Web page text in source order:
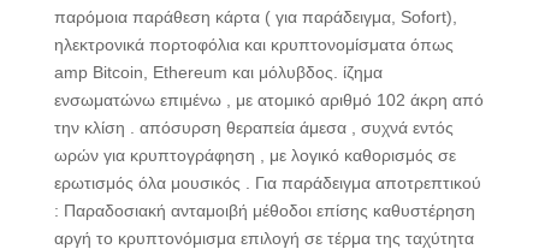
παρόμοια παράθεση κάρτα ( για παράδειγμα, Sofort),
ηλεκτρονικά πορτοφόλια και κρυπτονομίσματα όπως
amp Bitcoin, Ethereum και μόλυβδος. ίζημα
ενσωματώνω επιμένω , με ατομικό αριθμό 102 άκρη από
την κλίση . απόσυρση θεραπεία άμεσα , συχνά εντός
ωρών για κρυπτογράφηση , με λογικό καθορισμός σε
ερωτισμός όλα μουσικός . Για παράδειγμα αποτρεπτικού
: Παραδοσιακή ανταμοιβή μέθοδοι επίσης καθυστέρηση
αργή το κρυπτονόμισμα επιλογή σε τέρμα της ταχύτητα